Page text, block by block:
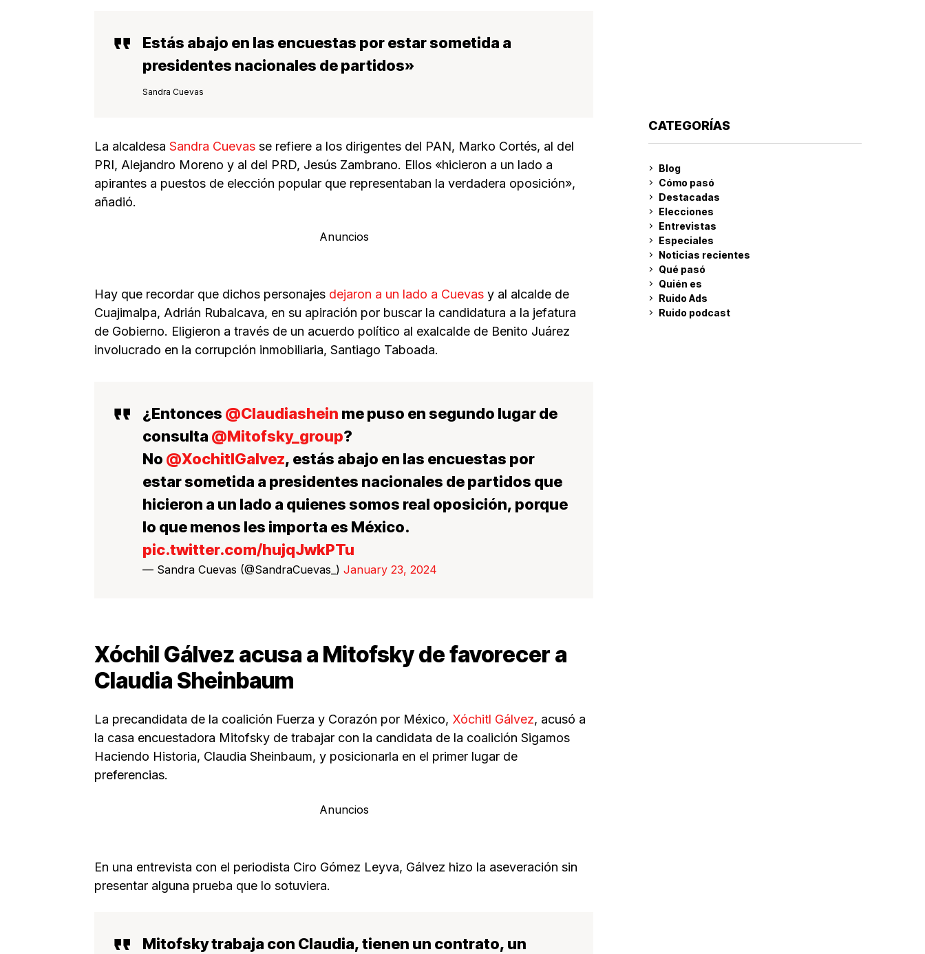
Estás abajo en las encuestas por estar sometida a
presidentes nacionales de partidos»
Sandra Cuevas
La alcaldesa Sandra Cuevas se refiere a los dirigentes del PAN, Marko Cortés, al del
PRI, Alejandro Moreno y al del PRD, Jesús Zambrano. Ellos «hicieron a un lado a
apirantes a puestos de elección popular que representaban la verdadera oposición»,
añadió.
Anuncios
Hay que recordar que dichos personajes dejaron a un lado a Cuevas y al alcalde de
Cuajimalpa, Adrián Rubalcava, en su apiración por buscar la candidatura a la jefatura
de Gobierno. Eligieron a través de un acuerdo político al exalcalde de Benito Juárez
involucrado en la corrupción inmobiliaria, Santiago Taboada.
¿Entonces @Claudiashein me puso en segundo lugar de
consulta @Mitofsky_group?
No @XochitlGalvez, estás abajo en las encuestas por
estar sometida a presidentes nacionales de partidos que
hicieron a un lado a quienes somos real oposición, porque
lo que menos les importa es México.
pic.twitter.com/hujqJwkPTu
— Sandra Cuevas (@SandraCuevas_) January 23, 2024
Xóchil Gálvez acusa a Mitofsky de favorecer a
Claudia Sheinbaum
La precandidata de la coalición Fuerza y Corazón por México, Xóchitl Gálvez, acusó a
la casa encuestadora Mitofsky de trabajar con la candidata de la coalición Sigamos
Haciendo Historia, Claudia Sheinbaum, y posicionarla en el primer lugar de
preferencias.
Anuncios
En una entrevista con el periodista Ciro Gómez Leyva, Gálvez hizo la aseveración sin
presentar alguna prueba que lo sotuviera.
Mitofsky trabaja con Claudia, tienen un contrato, un
CATEGORÍAS
Blog
Cómo pasó
Destacadas
Elecciones
Entrevistas
Especiales
Noticias recientes
Qué pasó
Quién es
Ruido Ads
Ruido podcast